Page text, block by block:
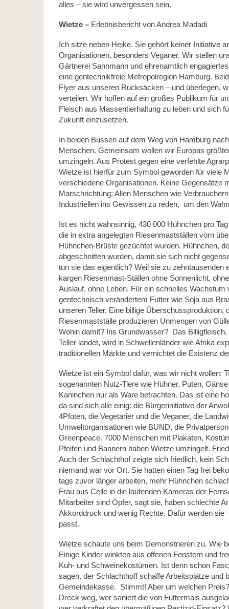
alles – sie wird unvergessen sein.
Wietze – Erlebnisbericht von Andrea Madadi
Ich sitze neben Heike. Sie gehört keiner Initiative
Organisationen, besonders Veganer. Wir stellen
Gärtnerei Sannmann und ehrenamtlich
eine gentechnikfreie Metropolregion Hamburg.
Flyer aus unseren Rucksäcken – und überlegen,
verteilen. Wir hoffen auf ein großes Publikum für
Fleisch aus Massentierhaltung zu leben und sich
Zukunft einzusetzen.
In beiden Bussen auf dem Weg von Hamburg
Menschen. Gemeinsam wollen wir Europas
umzingeln. Aus Protest gegen eine verfehlte
Wietze ist hierfür zum Symbol geworden für viele
verschiedene Organisationen. Keine Gegensätze
Marschrichtung: Allen Menschen wie
Industriellen ins Gewissen zu reden, um den
Ist es nicht wahnsinnig, 430 000 Hühnchen pro
die in extra angelegten Riesenmastställen vorn
Hühnchen-Brüste gezüchtet wurden. Hühnchen,
abgeschnitten wurden, damit sie sich nicht
tun sie das eigentlich? Weil sie zu zehntausenden
kargen Riesenmast-Ställen ohne Sonnenlicht,
Auslauf, ohne Leben. Für ein schnelles Wachstum
gentechnisch verändertem Futter wie Soja aus
unseren Teller. Eine billige Überschussproduktion,
Riesenmastställe produzieren Unmengen von
Wohin damit? Ins Grundwasser? Das
Teller landet, wird in Schwellenländer wie Afrika
traditionellen Märkte und vernichtet die Existenz
Wietze ist ein Symbol dafür, was wir nicht wollen:
sogenannten Nutz-Tiere wie Hühner, Puten,
Kaninchen nur als Ware betrachten. Das ist eine
da sind sich alle einig: die Bürgerinitiative der
4Pfoten, die Vegetarier und die Veganer, die
Umweltorganisationen wie BUND, die
Greenpeace. 7000 Menschen mit Plakaten,
Pfeifen und Bannern haben Wietze umzingelt.
Auch der Schlachthof zeigte sich friedlich, kein
niemand war vor Ort. Sie hatten einen Tag frei
tags zuvor länger arbeiten, mehr Hühnchen
Frau aus Celle in die laufenden Kameras der
Mitarbeiter sind Opfer, sagt sie, haben schlechte
Akkorddruck und wenig Rechte. Dafür werden
passt.
Wietze schaute uns beim Demonstrieren zu. Wie
Einige Kinder winkten aus offenen Fenstern und
Kuh- und Schweinekostümen. Ist denn schon
sagen, der Schlachthoff schaffe Arbeitsplätze und
Gemeindekasse. Stimmt! Aber um welchen
Dreck weg, wer saniert die von Futtermais